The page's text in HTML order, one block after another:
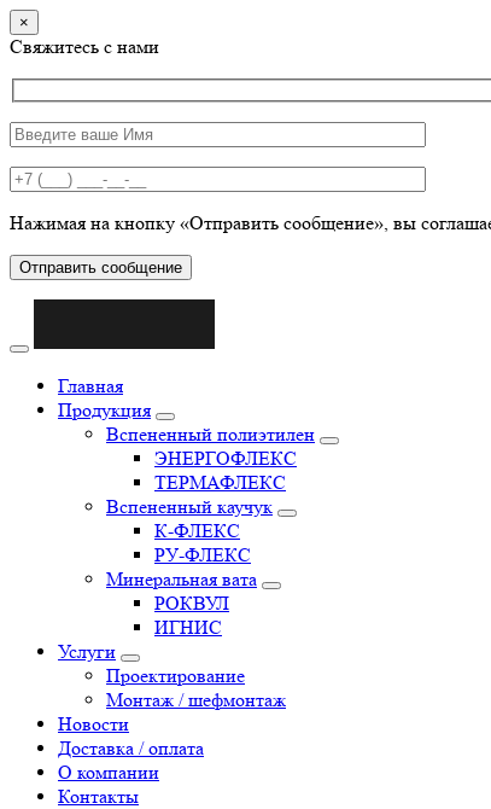
×
Свяжитесь с нами
Нажимая на кнопку «Отправить сообщение», вы
Отправить сообщение
Главная
Продукция
Вспененный полиэтилен
ЭНЕРГОФЛЕКС
ТЕРМАФЛЕКС
Вспененный каучук
К-ФЛЕКС
РУ-ФЛЕКС
Минеральная вата
РОКВУЛ
ИГНИС
Услуги
Проектирование
Монтаж / шефмонтаж
Новости
Доставка / оплата
О компании
Контакты